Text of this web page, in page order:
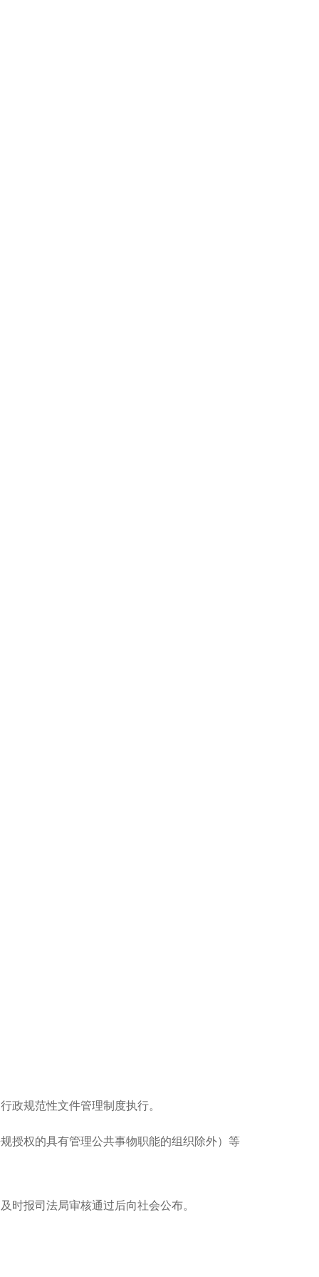
政规范性文件管理制度执行。
授权的具有管理公共事物职能的组织除外）等
时报司法局审核通过后向社会公布。